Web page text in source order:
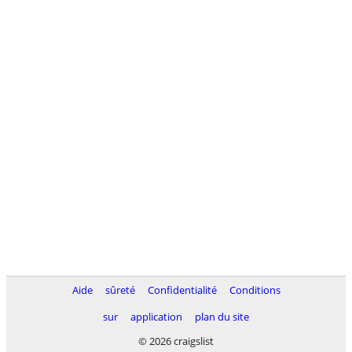
Aide sûreté Confidentialité
Conditions
sur
application
plan du site
© 2026 craigslist